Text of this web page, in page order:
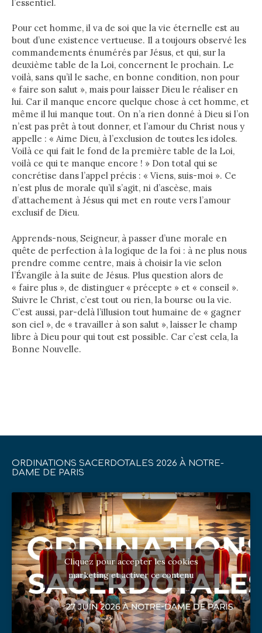
l’essentiel.
Pour cet homme, il va de soi que la vie éternelle est au
bout d’une existence vertueuse. Il a toujours observé les
commandements énumérés par Jésus, et qui, sur la
deuxième table de la Loi, concernent le prochain. Le
voilà, sans qu’il le sache, en bonne condition, non pour
« faire son salut », mais pour laisser Dieu le réaliser en
lui. Car il manque encore quelque chose à cet homme, et
même il lui manque tout. On n’a rien donné à Dieu si l’on
n’est pas prêt à tout donner, et l’amour du Christ nous y
appelle : « Aime Dieu, à l’exclusion de toutes les idoles.
Voilà ce qui fait le fond de la première table de la Loi,
voilà ce qui te manque encore ! » Don total qui se
concrétise dans l’appel précis : « Viens, suis-moi ». Ce
n’est plus de morale qu’il s’agit, ni d’ascèse, mais
d’attachement à Jésus qui met en route vers l’amour
exclusif de Dieu.
Apprends-nous, Seigneur, à passer d’une morale en
quête de perfection à la logique de la foi : à ne plus nous
prendre comme centre, mais à choisir la vie selon
l’Évangile à la suite de Jésus. Plus question alors de
« faire plus », de distinguer « précepte » et « conseil ».
Suivre le Christ, c’est tout ou rien, la bourse ou la vie.
C’est aussi, par-delà l’illusion tout humaine de « gagner
son ciel », de « travailler à son salut », laisser le champ
libre à Dieu pour qui tout est possible. Car c’est cela, la
Bonne Nouvelle.
ORDINATIONS SACERDOTALES 2026 À NOTRE-
DAME DE PARIS
Cliquez pour accepter les cookies
marketing et activer ce contenu